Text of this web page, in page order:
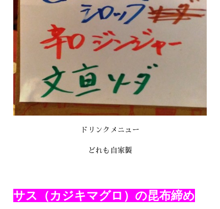
ドリンクメニュー
どれも自家製
サス（カジキマグロ）の昆布締め